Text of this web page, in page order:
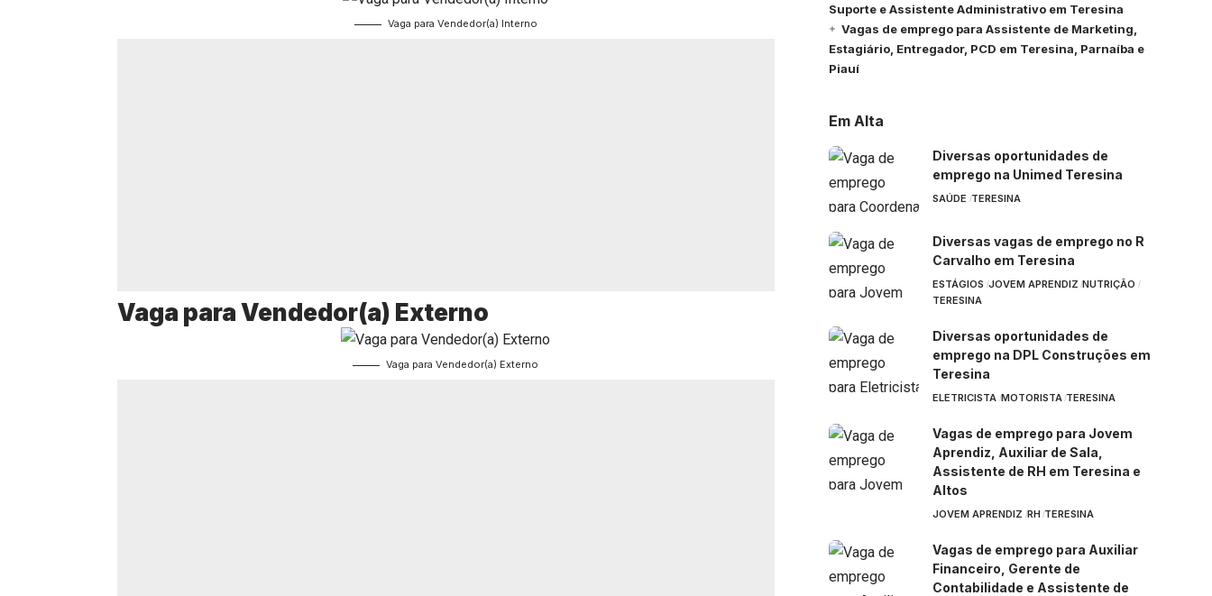
Vaga para Vendedor(a) Interno
Vaga para Vendedor(a) Externo
Vaga para Vendedor(a) Externo
Suporte e Assistente Administrativo em Teresina
Vagas de emprego para Assistente de Marketing,
Estagiário, Entregador, PCD em Teresina, Parnaíba e
Piauí
Em Alta
Diversas oportunidades de
emprego na Unimed Teresina
SAÚDE TERESINA
Diversas vagas de emprego no R
Carvalho em Teresina
ESTÁGIOS JOVEM APRENDIZ NUTRIÇÃO
TERESINA
Diversas oportunidades de
emprego na DPL Construções em
Teresina
ELETRICISTA MOTORISTA TERESINA
Vagas de emprego para Jovem
Aprendiz, Auxiliar de Sala,
Assistente de RH em Teresina e
Altos
JOVEM APRENDIZ RH TERESINA
Vagas de emprego para Auxiliar
Financeiro, Gerente de
Contabilidade e Assistente de